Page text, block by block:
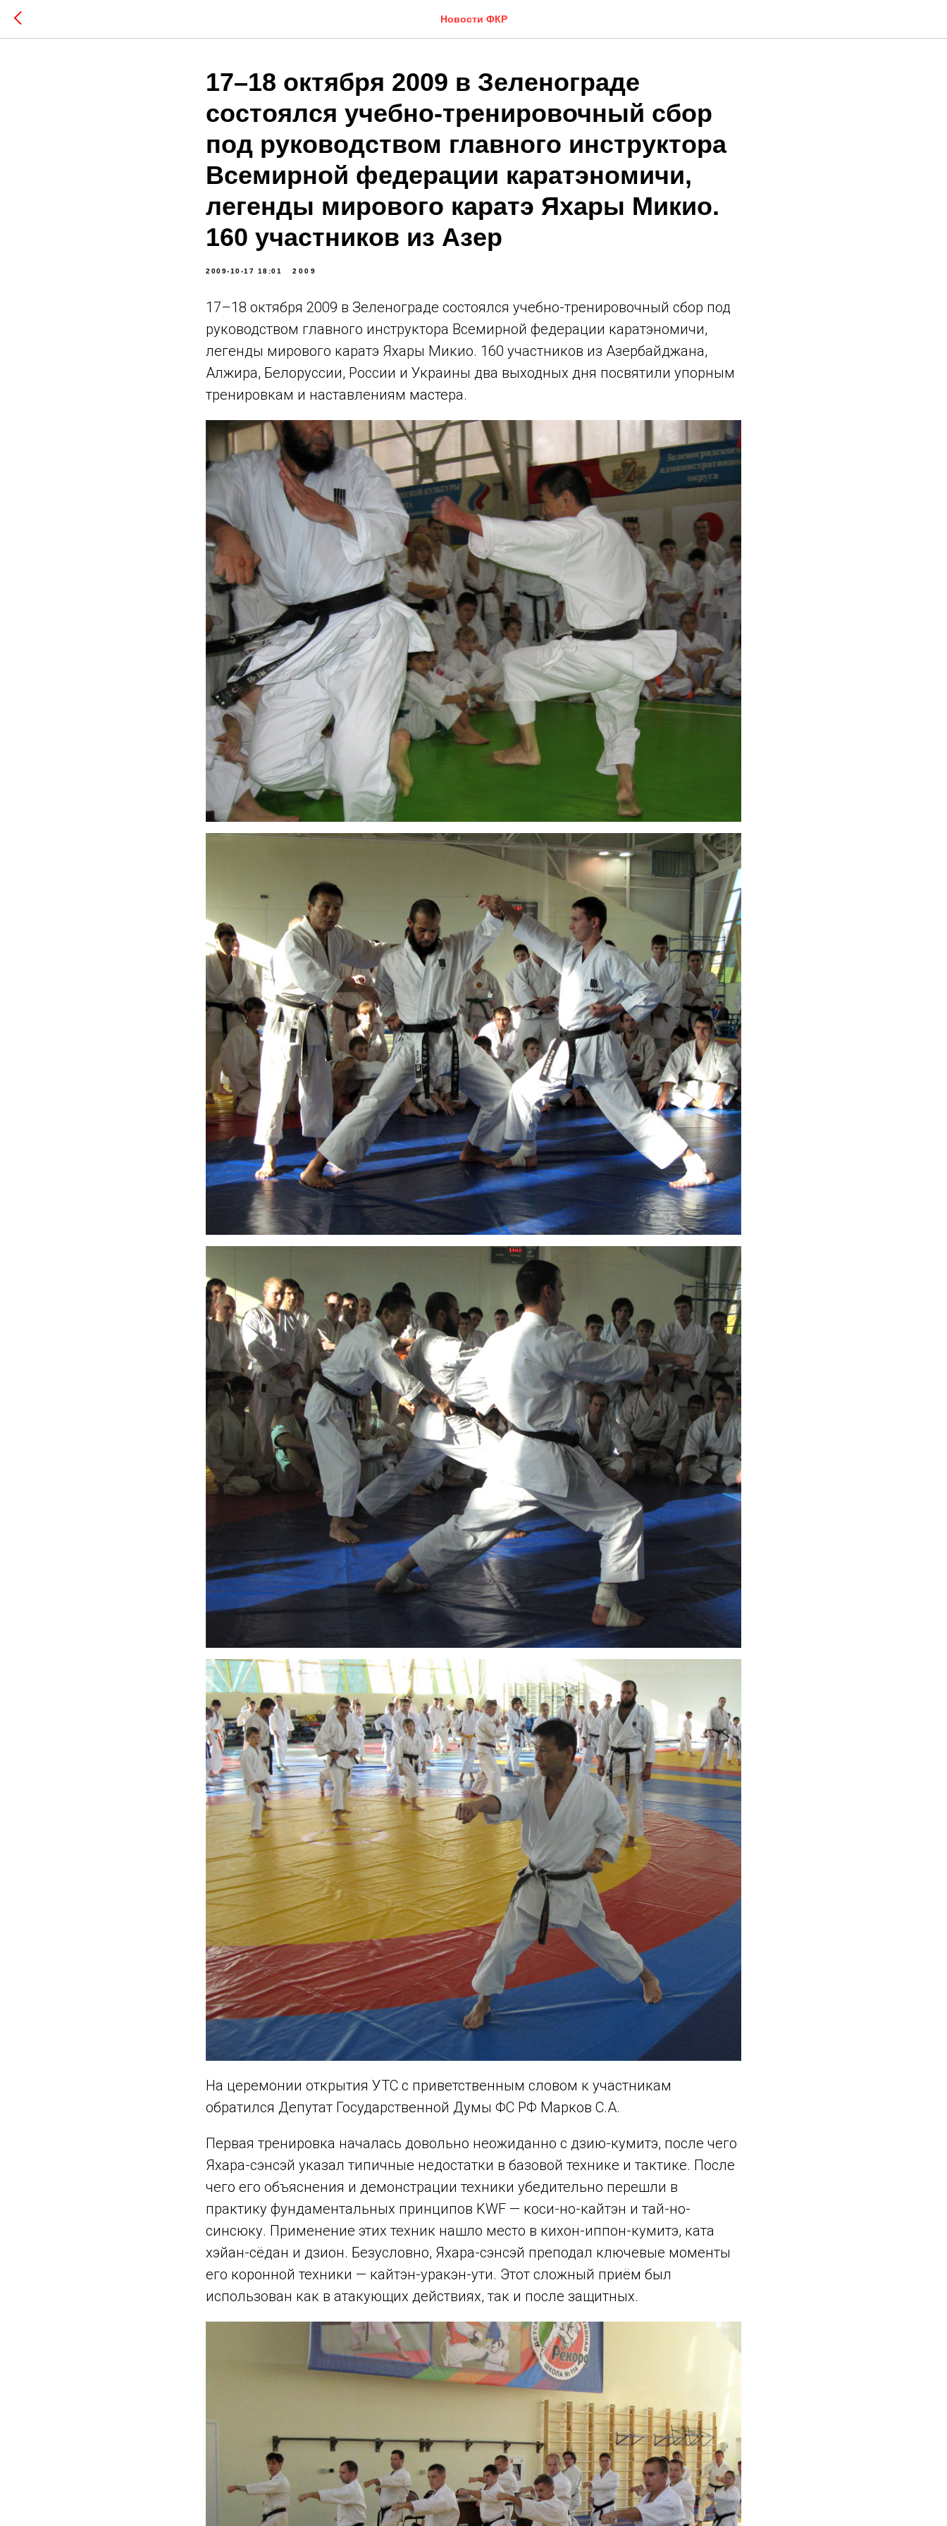
Новости ФКР
17–18 октября 2009 в Зеленограде
состоялся учебно-тренировочный сбор
под руководством главного инструктора
Всемирной федерации каратэномичи,
легенды мирового каратэ Яхары Микио.
160 участников из Азер
2009-10-17 18:01 2009
17–18 октября 2009 в Зеленограде состоялся учебно-тренировочный сбор под
руководством главного инструктора Всемирной федерации каратэномичи,
легенды мирового каратэ Яхары Микио. 160 участников из Азербайджана,
Алжира, Белоруссии, России и Украины два выходных дня посвятили упорным
тренировкам и наставлениям мастера.
На церемонии открытия УТС с приветственным словом к участникам
обратился Депутат Государственной Думы ФС РФ Марков С.А.
Первая тренировка началась довольно неожиданно с дзию-кумитэ, после чего
Яхара-сэнсэй указал типичные недостатки в базовой технике и тактике. После
чего его объяснения и демонстрации техники убедительно перешли в
практику фундаментальных принципов KWF — коси-но-кайтэн и тай-но-
синсюку. Применение этих техник нашло место в кихон-иппон-кумитэ, ката
хэйан-сёдан и дзион. Безусловно, Яхара-сэнсэй преподал ключевые моменты
его коронной техники — кайтэн-уракэн-ути. Этот сложный приём был
использован как в атакующих действиях, так и после защитных.